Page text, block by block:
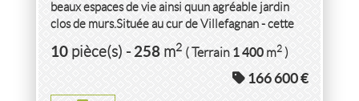
beaux espaces de vie ainsi quun agréable jardin
clos de murs.Située au cur de Villefagnan - cette
propriété...
10pièce(s)-258m2 ( Terrain1 400m2)
166 600 €
VENTEMAISON VILLEFAGNAN(16240)
MAISON VILLEFAGNAN
7pièce(s)-120m2 ( Terrain810m2)